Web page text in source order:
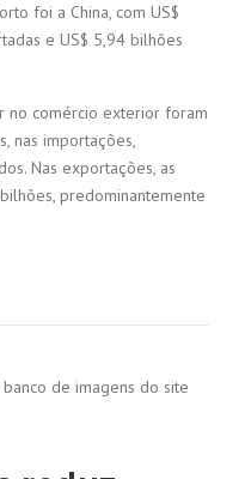
foi a China, com US$
e US$ 5,94 bilhões
no comércio exterior foram
nas importações,
Nas exportações, as
predominantemente